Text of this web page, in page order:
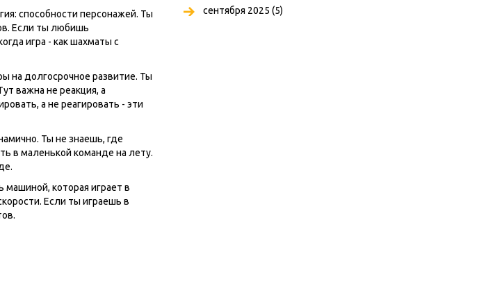
способности персонажей. Ты
Если ты любишь
игра - как шахматы с
на долгосрочное развитие. Ты
важна не реакция, а
а не реагировать - эти
Ты не знаешь, где
в маленькой команде на лету.
машиной, которая играет в
Если ты играешь в
сентября 2025 (5)